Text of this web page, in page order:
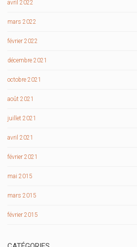
avril 2022
mars 2022
février 2022
décembre 2021
octobre 2021
août 2021
juillet 2021
avril 2021
février 2021
mai 2015
mars 2015
février 2015